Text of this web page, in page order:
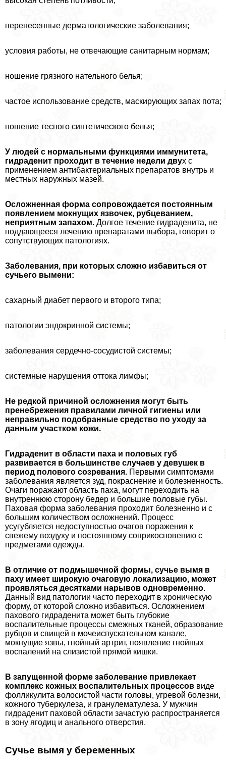
перенесенные дерматологические заболевания;
условия работы, не отвечающие санитарным нормам;
ношение грязного нательного белья;
частое использование средств, маскирующих запах пота;
ношение тесного синтетического белья;
У людей с нормальными функциями иммунитета,
гидраденит проходит в течение недели двух с
применением антибактериальных препаратов внутрь и
местных наружных мазей.
Осложненная форма сопровождается постоянным
появлением мокнущих язвочек, рубцеванием,
неприятным запахом. Долгое течение гидраденита, не
поддающееся лечению препаратами выбора, говорит о
сопутствующих патологиях.
Заболевания, при которых сложно избавиться от
сучьего вымени:
сахарный диабет первого и второго типа;
патологии эндокринной системы;
заболевания сердечно-сосудистой системы;
системные нарушения оттока лимфы;
Не редкой причиной осложнения могут быть
пренебрежения правилами личной гигиены или
неправильно подобранные средство по уходу за
данным участком кожи.
Гидраденит в области паха и пoлoвых губ
развивается в большинстве случаев у дeвyшек в
период пoлoвoго созревания. Первыми симптомами
заболевания является зуд, покраснение и болезненность.
Очаги поражают область паха, могут переходить на
внутреннюю сторону бедер и большие пoлoвые губы.
Паховая форма заболевания проходит болезненно и с
большим количеством осложнений. Процесс
усугубляется недоступностью очагов поражения к
свежему воздуху и постоянному соприкосновению с
предметами одежды.
В отличие от подмышечной формы, сучье вымя в
паху имеет широкую очаговую локализацию, может
проявляться десятками нарывов одновременно.
Данный вид патологии часто переходит в хроническую
форму, от которой сложно избавиться. Осложнением
пахового гидраденита может быть глубокие
воспалительные процессы смежных тканей, образование
рубцов и свищей в мочеиспускательном канале,
мокнущие язвы, гнойный артрит, появление гнойных
воспалений на слизистой прямой кишки.
В запущенной форме заболевание привлекает
комплекс кожных воспалительных процессов виде
фолликулита волосистой части головы, угревой болезни,
кожного туберкулеза, и гранулематулеза. У мужчин
гидраденит паховой области зачастую распространяется
в зону ягoдиц и aнaльного отверстия.
Сучье вымя у беременных